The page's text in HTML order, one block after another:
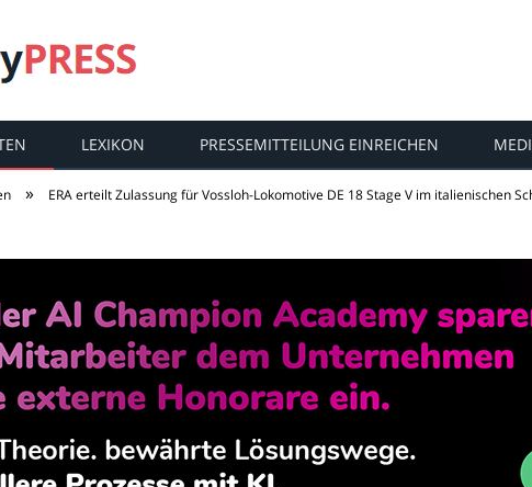
LEXIKON PRESSEMITTEILUNG EINREICHEN
» ERA erteilt Zulassung für Vossloh-Lokomotive DE 18 Stage V im italienischen